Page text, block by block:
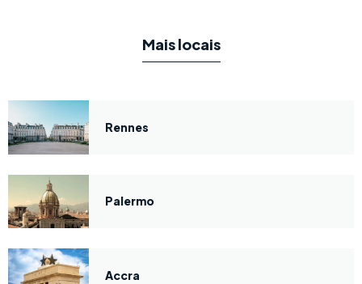
Mais locais
Rennes
Palermo
Accra